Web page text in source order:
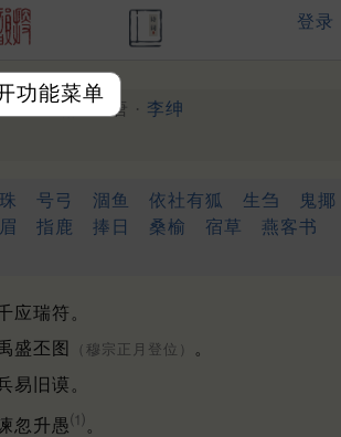
功能菜单
登录
四十六韵 唐 · 李绅
号弓 涸鱼 依社有狐 生刍
鬼揶
指鹿 捧日 桑榆 宿草
燕客书
应瑞符。
盛丕图
（穆宗正月登位）
。
易旧谟。
忽升愚⑴。